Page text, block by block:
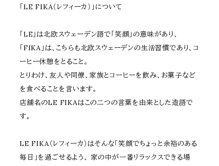
「LE FIKA（レフィーカ）」について
「LE」は北欧スウェーデン語で「笑顔」の意味があり、
「FIKA」は、こちらも北欧スウェーデンの生活習慣であり、コ
ーヒー休憩をとること。
とりわけ、友人や同僚、家族とコーヒーを飲み、お菓子など
を食べることを言います。
店舗名のLE FIKAはこの二つの言葉を由来とした造語で
す。
LE FIKA（レフィーカ）はそんな「笑顔でちょっと余裕のある
毎日」を過ごせるよう、 家の中が一番リラックスできる場